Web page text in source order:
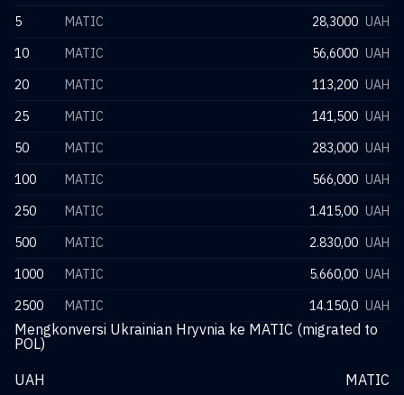
5 MATIC 28,3000 UAH
10
MATIC 56,6000 UAH
20
MATIC 113,200 UAH
25
MATIC 141,500 UAH
50
MATIC 283,000 UAH
100
MATIC 566,000 UAH
250
MATIC 1.415,00 UAH
500
MATIC 2.830,00 UAH
1000
MATIC 5.660,00 UAH
2500
MATIC 14.150,0 UAH
Mengkonversi Ukrainian Hryvnia ke MATIC (migrated to
POL)
UAH
MATIC